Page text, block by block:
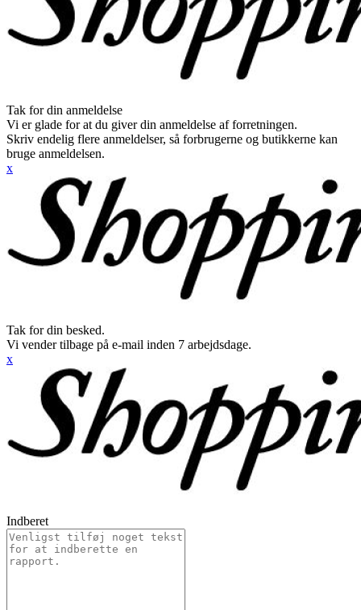
Tak for din anmeldelse
Vi er glade for at du giver din anmeldelse af forretningen.
Skriv endelig flere anmeldelser, så forbrugerne og butikkerne kan
bruge anmeldelsen.
x
Tak for din besked.
Vi vender tilbage på e-mail inden 7 arbejdsdage.
x
Indberet